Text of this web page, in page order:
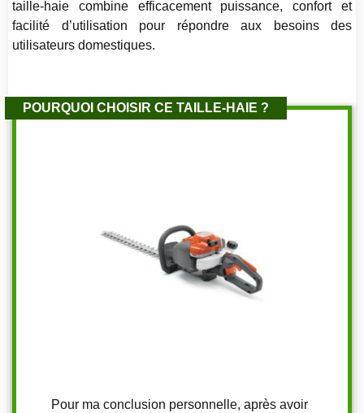
taille-haie combine efficacement puissance, confort et
facilité d’utilisation pour répondre aux besoins des
utilisateurs domestiques.
POURQUOI CHOISIR CE TAILLE-HAIE ?
Pour ma conclusion personnelle, après avoir